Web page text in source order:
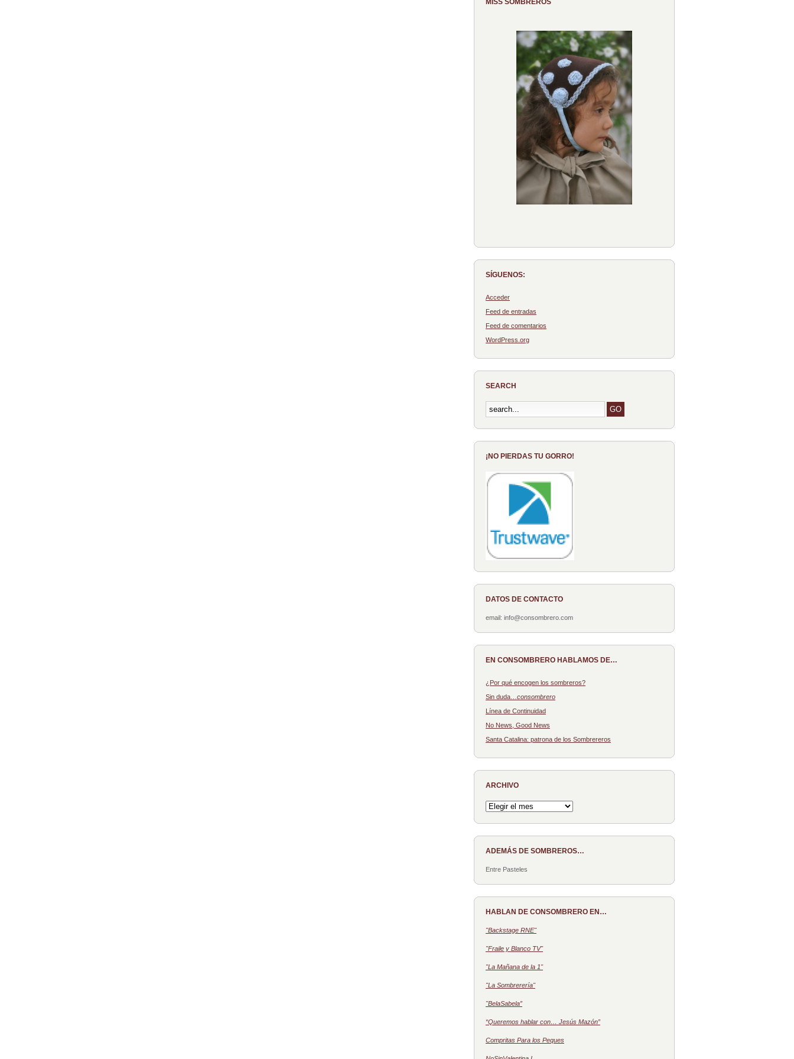
MISS SOMBREROS
SÍGUENOS:
Acceder
Feed de entradas
Feed de comentarios
WordPress.org
SEARCH
¡NO PIERDAS TU GORRO!
DATOS DE CONTACTO
email: info@consombrero.com
EN CONSOMBRERO HABLAMOS DE…
¿Por qué encogen los sombreros?
Sin duda… consombrero
Línea de Continuidad
No News, Good News
Santa Catalina: patrona de los Sombrereros
ARCHIVO
Archivo
ADEMÁS DE SOMBREROS…
Entre Pasteles
HABLAN DE CONSOMBRERO EN…
"Backstage RNE"
"Fraile y Blanco TV"
"La Mañana de la 1"
"La Sombrerería"
"BelaSabela”
“Queremos hablar con… Jesús Mazón”
Compritas Para los Peques